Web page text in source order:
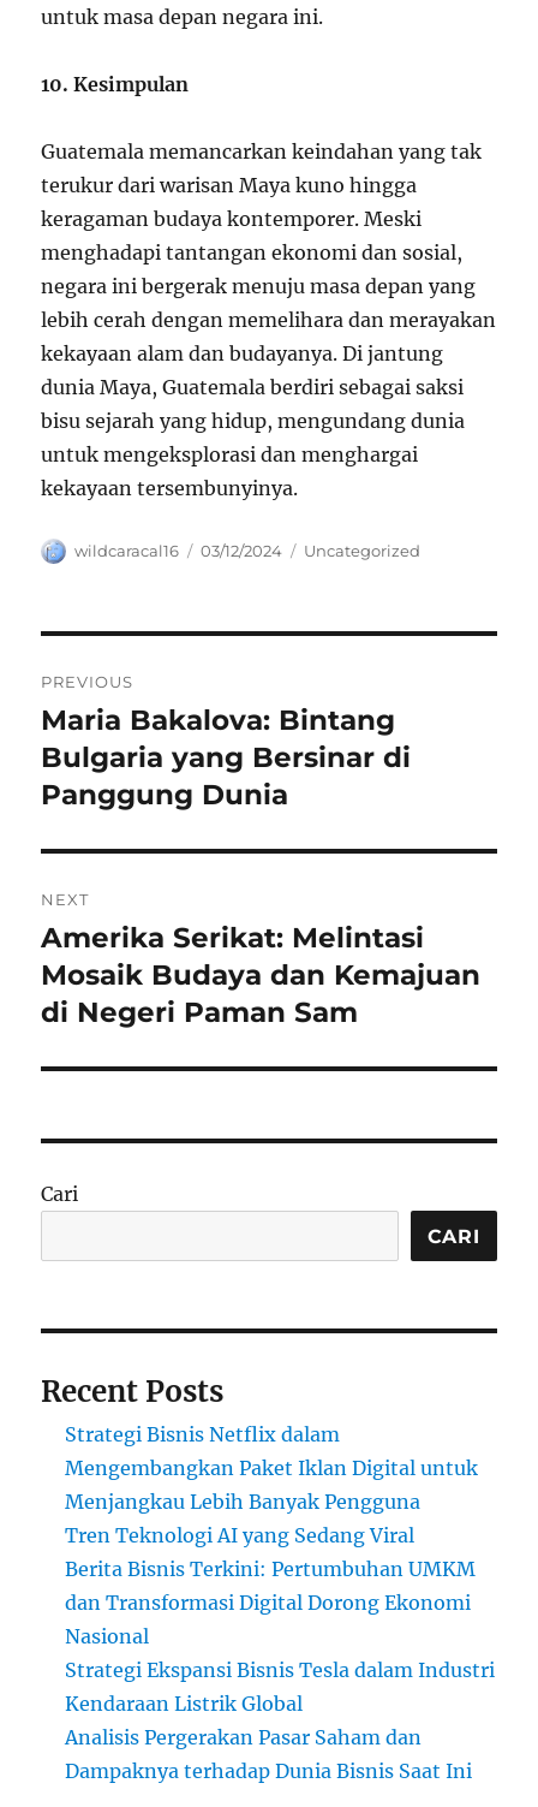
untuk masa depan negara ini.
10. Kesimpulan
Guatemala memancarkan keindahan yang tak
terukur dari warisan Maya kuno hingga
keragaman budaya kontemporer. Meski
menghadapi tantangan ekonomi dan sosial,
negara ini bergerak menuju masa depan yang
lebih cerah dengan memelihara dan merayakan
kekayaan alam dan budayanya. Di jantung
dunia Maya, Guatemala berdiri sebagai saksi
bisu sejarah yang hidup, mengundang dunia
untuk mengeksplorasi dan menghargai
kekayaan tersembunyinya.
Author
wildcaracal16
Posted
03/12/2024 Categories
Uncategorized
pos
PREVIOUS
Previous
post:
Maria Bakalova: Bintang
Bulgaria yang Bersinar di
Panggung Dunia
NEXT
Next
post:
Amerika Serikat: Melintasi
Mosaik Budaya dan Kemajuan
di Negeri Paman Sam
Cari
CARI
Recent Posts
Strategi Bisnis Netflix dalam
Mengembangkan Paket Iklan Digital untuk
Menjangkau Lebih Banyak Pengguna
Tren Teknologi AI yang Sedang Viral
Berita Bisnis Terkini: Pertumbuhan UMKM
dan Transformasi Digital Dorong Ekonomi
Nasional
Strategi Ekspansi Bisnis Tesla dalam Industri
Kendaraan Listrik Global
Analisis Pergerakan Pasar Saham dan
Dampaknya terhadap Dunia Bisnis Saat Ini